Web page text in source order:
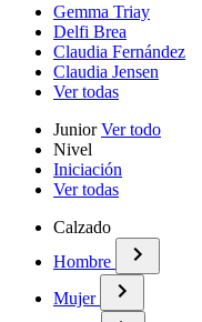
Gemma Triay
Delfi Brea
Claudia Fernández
Claudia Jensen
Ver todas
JuniorVer todo
Nivel
Iniciación
Ver todas
Calzado
Hombre
Mujer